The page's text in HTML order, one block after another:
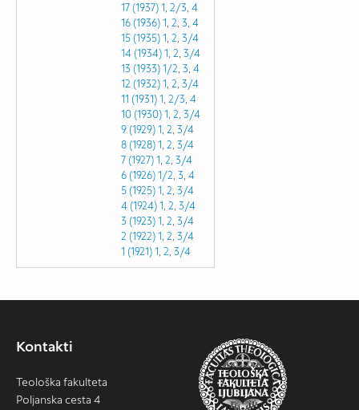
17 (1937)1, 2/3, 4
16 (1936)1, 2, 3, 4
15 (1935)1, 2, 3/4
14 (1934)1, 2, 3/4
13 (1933)1/2, 3, 4
12 (1932)1, 2, 3/4
11 (1931)1, 2/3, 4
10 (1930)1, 2, 3/4
9 (1929)1, 2, 3/4
8 (1928)1, 2, 3/4
7 (1927)1, 2, 3/4
6 (1926)1/2, 3, 4
5 (1925)1, 2, 3/4
4 (1924)1, 2, 3/4
3 (1923)1, 2, 3/4
2 (1922)1, 2, 3/4
1 (1921)1, 2, 3/4
Kontakti
Teološka fakulteta
Poljanska cesta 4